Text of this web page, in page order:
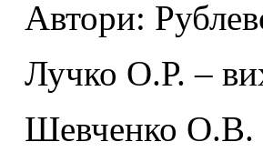
Автори:
Лучко О.Р. –
Шевченко О.В.